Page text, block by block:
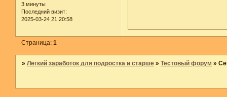
3 минуты
Последний визит:
2025-03-24 21:20:58
Страница:1
»Лёгкий заработок для подростка и старше »Тестовый форум »